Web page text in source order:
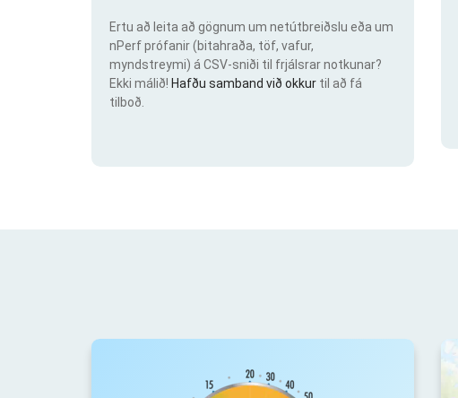
Ertu að leita að gögnum um netútbreiðslu eða um
nPerf prófanir (bitahraða, töf, vafur,
myndstreymi) á CSV-sniði til frjálsrar notkunar?
Ekki málið! Hafðu samband við okkur til að fá
tilboð.